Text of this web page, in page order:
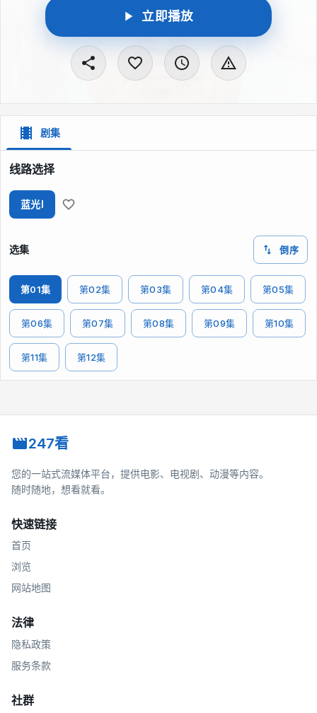
立即播放
剧集
线路选择
蓝光I
选集 倒序
第01集 第02集 第03集 第04集 第05集
第06集 第07集 第08集 第09集 第10集
第11集 第12集
247看
您的一站式流媒体平台，提供电影、电视剧、动漫等内容。
随时随地，想看就看。
快速链接
首页
浏览
网站地图
法律
隐私政策
服务条款
社群